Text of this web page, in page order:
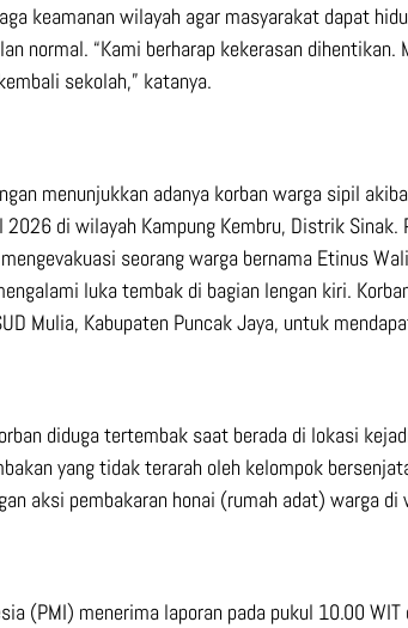
keamanan wilayah agar masyarakat dapat
normal. “Kami berharap kekerasan dihentikan.
sekolah,” katanya.
menunjukkan adanya korban warga sipil
di wilayah Kampung Kembru, Distrik Sinak.
seorang warga bernama Etinus
luka tembak di bagian lengan kiri.
Mulia, Kabupaten Puncak Jaya, untuk
diduga tertembak saat berada di lokasi
yang tidak terarah oleh kelompok
aksi pembakaran honai (rumah adat) warga
(PMI) menerima laporan pada pukul 10.00